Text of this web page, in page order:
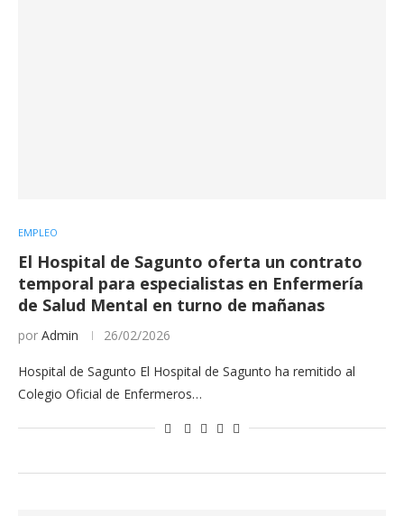
EMPLEO
El Hospital de Sagunto oferta un contrato
temporal para especialistas en Enfermería
de Salud Mental en turno de mañanas
por Admin 26/02/2026
Hospital de Sagunto El Hospital de Sagunto ha remitido al
Colegio Oficial de Enfermeros…